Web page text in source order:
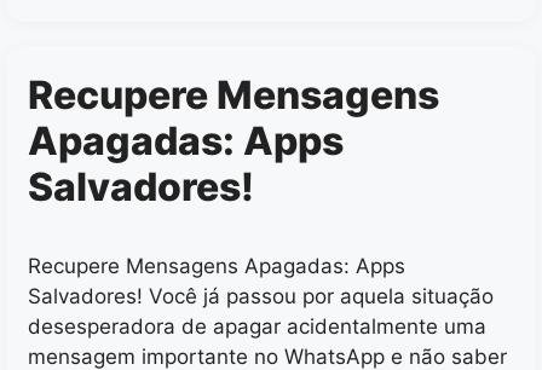
Recupere Mensagens
Apagadas: Apps
Salvadores!
Recupere Mensagens Apagadas: Apps
Salvadores! Você já passou por aquela situação
desesperadora de apagar acidentalmente uma
mensagem importante no WhatsApp e não saber